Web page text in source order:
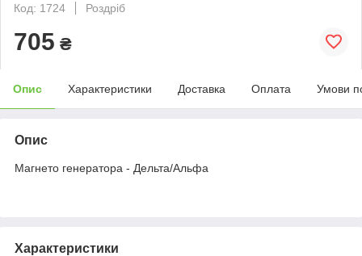
Код: 1724
Роздріб
705 ₴
Опис Характеристики Доставка Оплата Умови
Опис
Магнето генератора - Дельта/Альфа
Характеристики